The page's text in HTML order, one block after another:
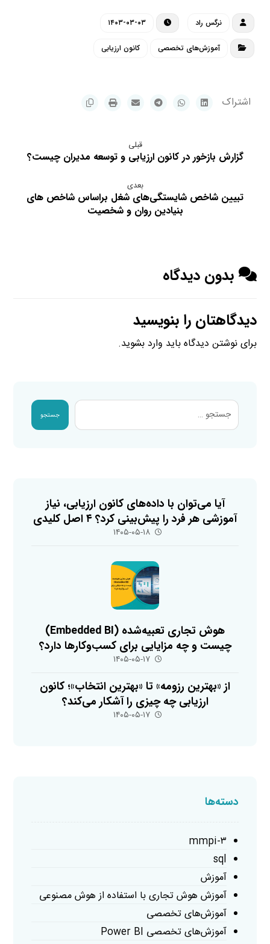
نرگس راد ۱۴۰۳-۰۳-۰۳
آموزش‌های تخصصی کانون ارزیابی
قبلی
گزارش بازخور در کانون ارزیابی و توسعه مدیران چیست؟
بعدی
تبیین شاخص شایستگی‌های شغل براساس شاخص‌ های
بنیادین روان و شخصیت
بدون دیدگاه
دیدگاهتان را بنویسید
برای نوشتن دیدگاه باید وارد بشوید.
جستجو
آیا می‌توان با داده‌های کانون ارزیابی، نیاز
آموزشی هر فرد را پیش‌بینی کرد؟ ۴ اصل کلیدی
۱۴۰۵-۰۵-۱۸
هوش تجاری تعبیه‌شده (Embedded BI)
چیست و چه مزایایی برای کسب‌وکارها دارد؟
۱۴۰۵-۰۵-۱۷
از «بهترین رزومه» تا «بهترین انتخاب»؛ کانون
ارزیابی چه چیزی را آشکار می‌کند؟
۱۴۰۵-۰۵-۱۷
دسته‌ها
mmpi-۳
sql
آموزش
آموزش هوش تجاری با استفاده از هوش مصنوعی
آموزش‌های تخصصی
آموزش‌های تخصصی Power BI